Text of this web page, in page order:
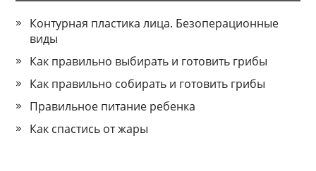
Контурная пластика лица. Безоперационные
виды
Как правильно выбирать и готовить грибы
Как правильно собирать и готовить грибы
Правильное питание ребенка
Как спастись от жары